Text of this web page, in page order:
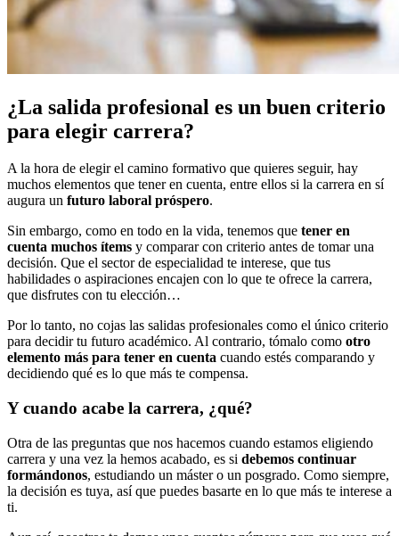
¿La salida profesional es un buen criterio
para elegir carrera?
A la hora de elegir el camino formativo que quieres seguir, hay
muchos elementos que tener en cuenta, entre ellos si la carrera en sí
augura un futuro laboral próspero.
Sin embargo, como en todo en la vida, tenemos que tener en
cuenta muchos ítems y comparar con criterio antes de tomar una
decisión. Que el sector de especialidad te interese, que tus
habilidades o aspiraciones encajen con lo que te ofrece la carrera,
que disfrutes con tu elección…
Por lo tanto, no cojas las salidas profesionales como el único criterio
para decidir tu futuro académico. Al contrario, tómalo como otro
elemento más para tener en cuenta cuando estés comparando y
decidiendo qué es lo que más te compensa.
Y cuando acabe la carrera, ¿qué?
Otra de las preguntas que nos hacemos cuando estamos eligiendo
carrera y una vez la hemos acabado, es si debemos continuar
formándonos, estudiando un máster o un posgrado. Como siempre,
la decisión es tuya, así que puedes basarte en lo que más te interese a
ti.